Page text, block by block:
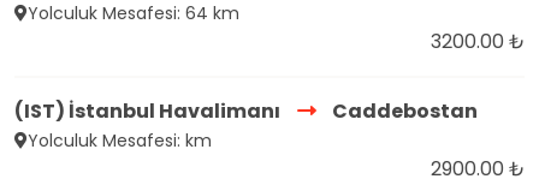
Yolculuk Mesafesi: 64 km
3200.00 ₺
(IST) İstanbul Havalimanı Caddebostan
Yolculuk Mesafesi: km
2900.00 ₺